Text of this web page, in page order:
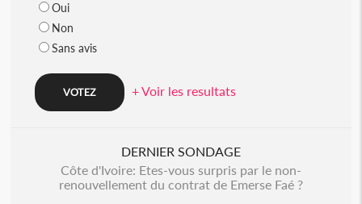
Oui
Non
Sans avis
+ Voir les resultats
DERNIER SONDAGE
Côte d'Ivoire: Etes-vous surpris par le non-
renouvellement du contrat de Emerse Faé ?